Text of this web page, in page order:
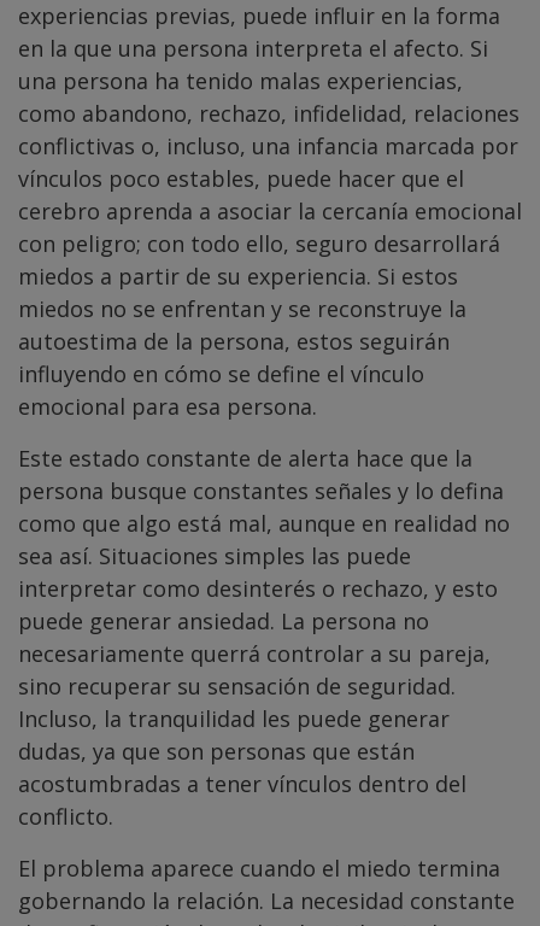
experiencias previas, puede influir en la forma
en la que una persona interpreta el afecto. Si
una persona ha tenido malas experiencias,
como abandono, rechazo, infidelidad, relaciones
conflictivas o, incluso, una infancia marcada por
vínculos poco estables, puede hacer que el
cerebro aprenda a asociar la cercanía emocional
con peligro; con todo ello, seguro desarrollará
miedos a partir de su experiencia. Si estos
miedos no se enfrentan y se reconstruye la
autoestima de la persona, estos seguirán
influyendo en cómo se define el vínculo
emocional para esa persona.
Este estado constante de alerta hace que la
persona busque constantes señales y lo defina
como que algo está mal, aunque en realidad no
sea así. Situaciones simples las puede
interpretar como desinterés o rechazo, y esto
puede generar ansiedad. La persona no
necesariamente querrá controlar a su pareja,
sino recuperar su sensación de seguridad.
Incluso, la tranquilidad les puede generar
dudas, ya que son personas que están
acostumbradas a tener vínculos dentro del
conflicto.
El problema aparece cuando el miedo termina
gobernando la relación. La necesidad constante